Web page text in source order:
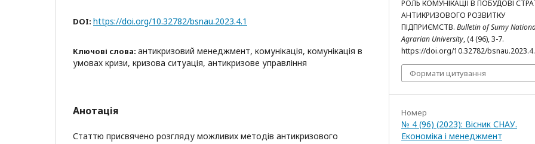
DOI: https://doi.org/10.32782/bsnau.2023.4.1
Ключові слова: антикризовий менеджмент, комунікація, комунікація в
умовах кризи, кризова ситуація, антикризове управління
Анотація
Статтю присвячено розгляду можливих методів антикризового
РОЛЬ КОМУНІКАЦІЇ В ПОБУДОВІ
АНТИКРИЗОВОГО РОЗВИТКУ
ПІДПРИЄМСТВ. Bulletin of Sumy
Agrarian University, (4 (96), 3-7.
https://doi.org/10.32782/
Формати цитування
Номер
№ 4 (96) (2023): Вісник СНАУ.
Економіка і менеджмент